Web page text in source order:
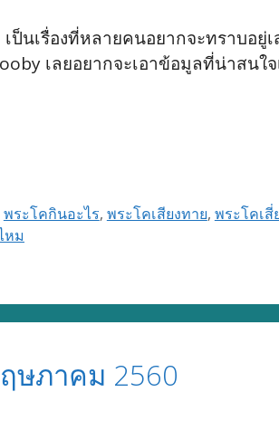
เรื่องที่หลายคนอยากจะทราบอยู่เ
เลยอยากจะเอาข้อมูลที่น่าสน
พระโคกินอะไร, พระโคเสียงทาย, พระโคเ
หม
ษภาคม 2560